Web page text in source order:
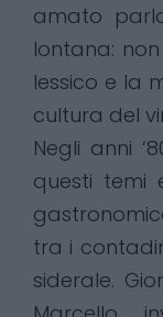
amato
lontana:
lessico e la
cultura del
Negli anni
questi temi
tra i
siderale.